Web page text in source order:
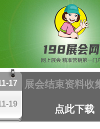
17
19
展会结束资料收
点此下载